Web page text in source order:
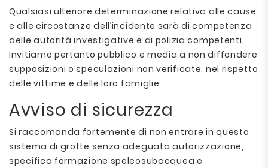
Qualsiasi ulteriore determinazione relativa alle cause
e alle circostanze dell’incidente sarà di competenza
delle autorità investigative e di polizia competenti.
Invitiamo pertanto pubblico e media a non diffondere
supposizioni o speculazioni non verificate, nel rispetto
delle vittime e delle loro famiglie.
Avviso di sicurezza
Si raccomanda fortemente di non entrare in questo
sistema di grotte senza adeguata autorizzazione,
specifica formazione speleosubacquea e